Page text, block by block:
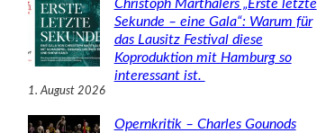
Christoph Marthalers „Erste letzte
Sekunde – eine Gala“: Warum für
das Lausitz Festival diese
Koproduktion mit Hamburg so
interessant ist.
1. August 2026
Opernkritik – Charles Gounods